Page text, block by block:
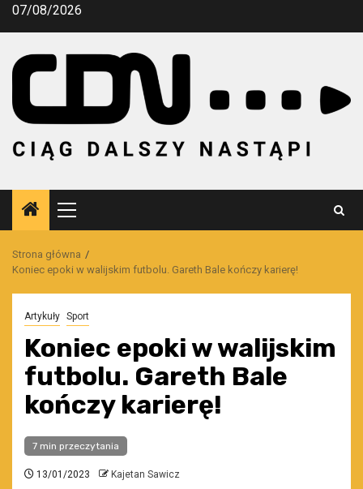
Przejdź
07/08/2026
Menu
główne
Strona główna
Koniec epoki w walijskim futbolu. Gareth Bale kończy karierę!
Artykuły Sport
Koniec epoki w walijskim
futbolu. Gareth Bale
kończy karierę!
7 min przeczytania
13/01/2023 Kajetan Sawicz